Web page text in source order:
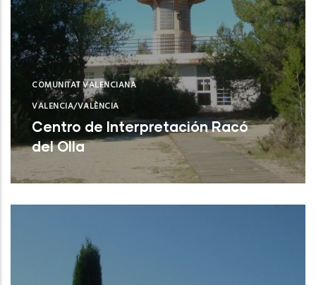
COMUNITAT VALENCIANA
VALENCIA/VALÈNCIA
Centro de Interpretación Racó
del Olla
Valencia (Valencia)